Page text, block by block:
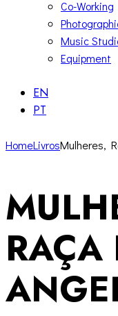
Co-Working
Music
Equipment
EN
PT
HomeLivrosMulheres,
RAÇA